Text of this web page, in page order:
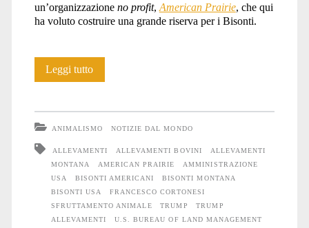
un’organizzazione no profit, American Prairie, che qui
ha voluto costruire una grande riserva per i Bisonti.
Leggi tuttoUSA:
delle
terre
dei
ANIMALISMO NOTIZIE DAL MONDO
ALLEVAMENTI ALLEVAMENTI BOVINI
ALLEVAMENTI
MONTANA
AMERICAN PRAIRIE
AMMINISTRAZIONE
USA
BISONTI AMERICANI
BISONTI MONTANA
BISONTI USA
FRANCESCO CORTONESI
SFRUTTAMENTO ANIMALE
TRUMP
TRUMP
ALLEVAMENTI
U.S. BUREAU OF LAND MANAGEMENT